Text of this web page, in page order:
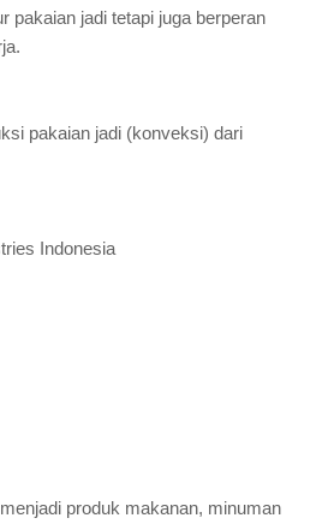
pakaian jadi tetapi juga berperan
pakaian jadi (konveksi) dari
Indonesia
produk makanan, minuman